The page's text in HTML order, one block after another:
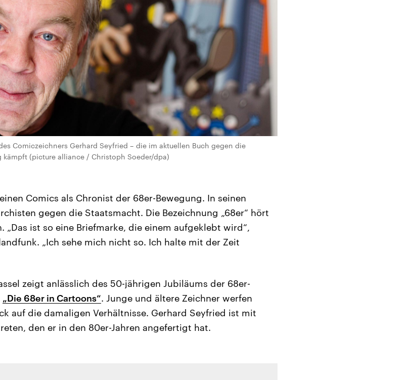
Comiczeichners Gerhard Seyfried – die im aktuellen Buch gegen die
kämpft (picture alliance / Christoph Soeder/dpa)
Comics als Chronist der 68er-Bewegung. In seinen
gegen die Staatsmacht. Die Bezeichnung „68er“ hört
„Das ist so eine Briefmarke, die einem aufgeklebt wird“,
„Ich sehe mich nicht so. Ich halte mit der Zeit
zeigt anlässlich des 50-jährigen Jubiläums der 68er-
„Die 68er in Cartoons“. Junge und ältere Zeichner werfen
auf die damaligen Verhältnisse. Gerhard Seyfried ist mit
den er in den 80er-Jahren angefertigt hat.